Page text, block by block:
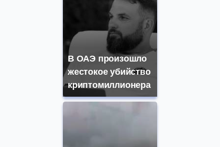
В ОАЭ произошло
жестокое убийство
криптомиллионера